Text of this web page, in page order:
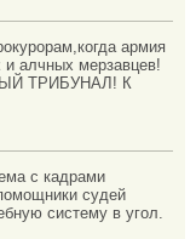
армия
алчных мерзавцев!
ТРИБУНАЛ! К
с кадрами
судей
систему в угол.